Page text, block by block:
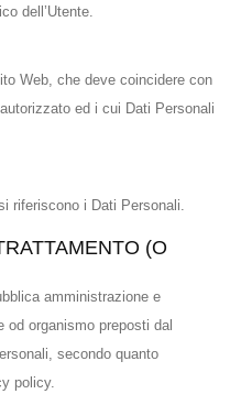
dell’Utente.
Web, che deve coincidere con
ed i cui Dati Personali
riferiscono i Dati Personali.
(O
amministrazione e
organismo preposti dal
secondo quanto
policy.